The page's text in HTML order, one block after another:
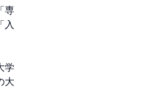
専
入
学
大